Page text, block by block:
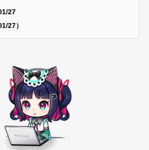
27
27）